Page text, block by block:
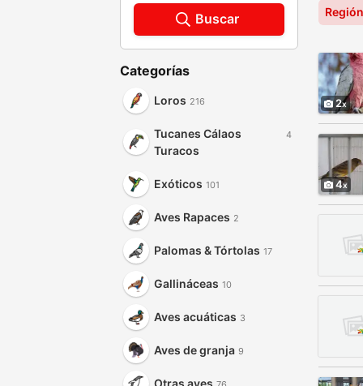
Buscar
Categorías
Loros 216
Tucanes Cálaos
Turacos
4
Exóticos 101
Aves Rapaces 2
Palomas & Tórtolas 17
Gallináceas 10
Aves acuáticas 3
Aves de granja 9
Otras aves
2
4